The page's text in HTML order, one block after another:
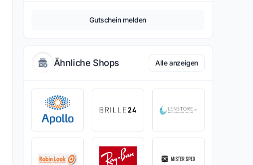
Gutschein melden
Ähnliche Shops Alle anzeigen